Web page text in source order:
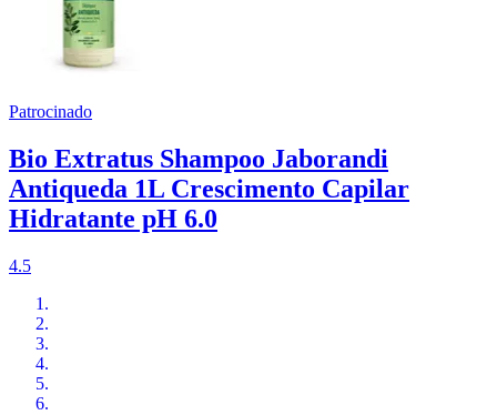
Patrocinado
Bio Extratus Shampoo Jaborandi
Antiqueda 1L Crescimento Capilar
Hidratante pH 6.0
4.5